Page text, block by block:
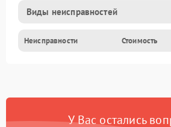
Виды неисправностей
Неисправности Стоимость
У Вас остались